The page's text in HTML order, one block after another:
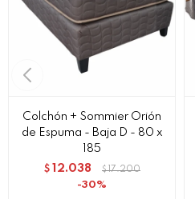
Colchón + Sommier Orión
de Espuma - Baja D - 80 x
185
$ 12.038 $ 17.200
30